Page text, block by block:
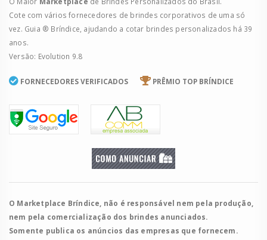
Cote com vários fornecedores de brindes corporativos de uma só
vez. Guia ® Bríndice, ajudando a cotar brindes personalizados há 39
anos.
Versão: Evolution 9.8
FORNECEDORES VERIFICADOS PRÊMIO TOP BRÍNDICE
O Marketplace Bríndice, não é responsável nem pela produção,
nem pela comercialização dos brindes anunciados.
Somente publica os anúncios das empresas que fornecem.